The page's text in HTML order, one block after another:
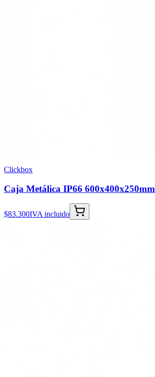
Clickbox
Caja Metálica IP66
$83.300IVA incluido